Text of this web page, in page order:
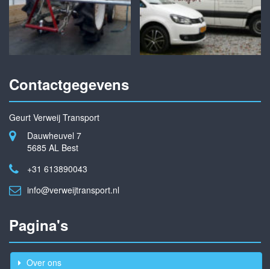
Contactgegevens
Geurt Verweij Transport
Dauwheuvel 7
5685 AL Best
+31 613890043
info@verweijtransport.nl
Pagina's
Over ons